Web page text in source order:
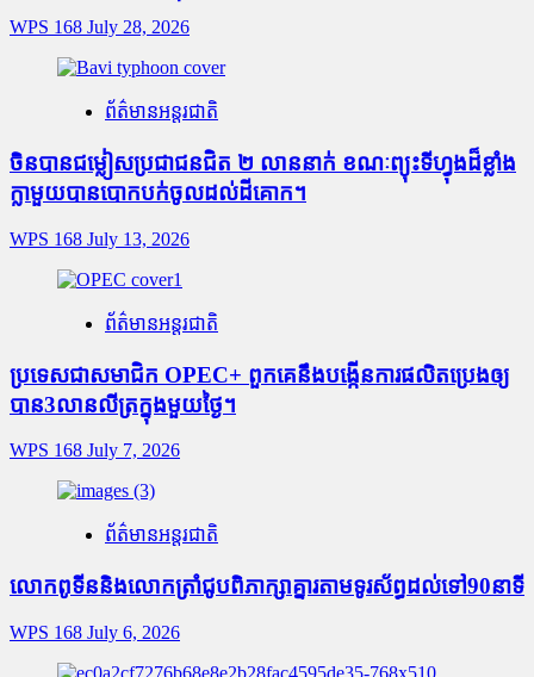
WPS 168 July 28, 2026
ព័ត៌មានអន្តរជាតិ
ចិនបានជម្លៀសប្រជាជនជិត ២ លាននាក់ ខណៈព្យុះទីហ្វុងដ៏ខ្លាំង
ក្លាមួយបានបោកបក់ចូលដល់ដីគោក។
WPS 168 July 13, 2026
ព័ត៌មានអន្តរជាតិ
ប្រទេសជាសមាជិក OPEC+​ ពួកគេនឹងបង្កើនការផលិតប្រេងឲ្យ
បាន3លានលីត្រក្នុងមួយថ្ងៃ។
WPS 168 July 7, 2026
ព័ត៌មានអន្តរជាតិ
លោកពូទីននិងលោកត្រាំជូបពិភាក្សាគ្នារតាមទូរស័ព្ធដល់ទៅ90នាទី
WPS 168 July 6, 2026